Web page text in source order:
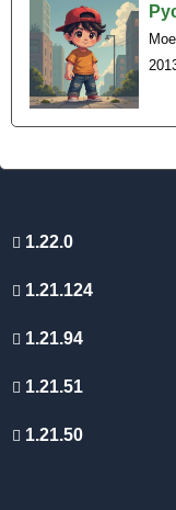
1.22.0
1.21.124
1.21.94
1.21.51
1.21.50